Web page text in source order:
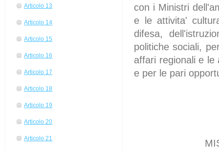
Articolo 13
Articolo 14
Articolo 15
Articolo 16
Articolo 17
Articolo 18
Articolo 19
Articolo 20
Articolo 21
con i Ministri
e le attivita'
difesa,
politiche sociali,
affari regionali e le
e per le pari